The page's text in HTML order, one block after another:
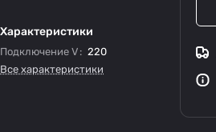
Характеристики
Подключение V : 220
Все характеристики